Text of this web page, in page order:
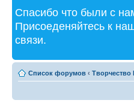
Спасибо что были с
Присоеденяйтесь к
связи.
Список форумов ‹ Творчество